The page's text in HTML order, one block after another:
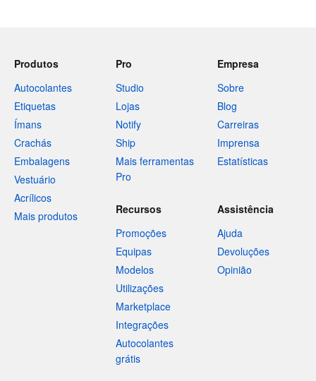
Produtos
Autocolantes
Etiquetas
Ímans
Crachás
Embalagens
Vestuário
Acrílicos
Mais produtos
Pro
Studio
Lojas
Notify
Ship
Mais ferramentas
Pro
Empresa
Sobre
Blog
Carreiras
Imprensa
Estatísticas
Recursos
Promoções
Equipas
Modelos
Utilizações
Marketplace
Integrações
Autocolantes
grátis
Assistência
Ajuda
Devoluções
Opinião